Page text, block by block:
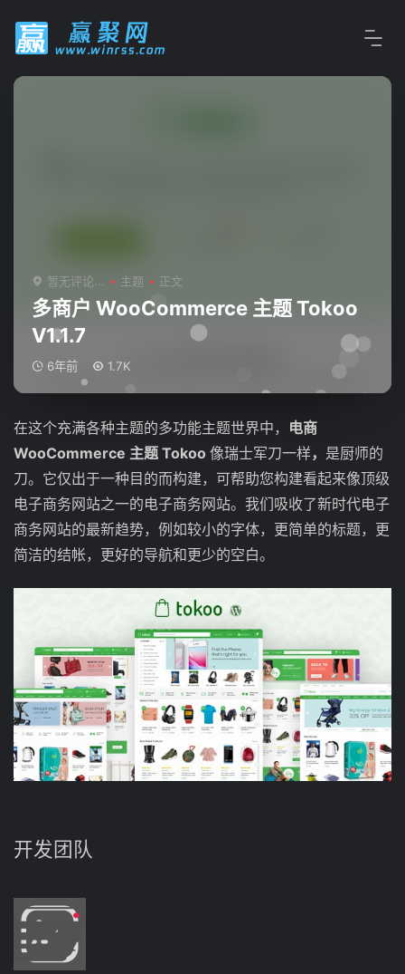
暂无评论... 主题 正文
多商户 WooCommerce 主题 Tokoo
V1.1.7
6年前 1.7K
在这个充满各种主题的多功能主题世界中， 电商
WooCommerce 主题 Tokoo 像瑞士军刀一样， 是厨师的
刀。它仅出于一种目的而构建，可帮助您构建看起来像顶级
电子商务网站之一的电子商务网站。我们吸收了新时代电子
商务网站的最新趋势，例如较小的字体，更简单的标题，更
简洁的结帐，更好的导航和更少的空白。
开发团队